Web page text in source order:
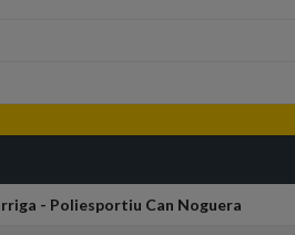
- Poliesportiu Can Noguera